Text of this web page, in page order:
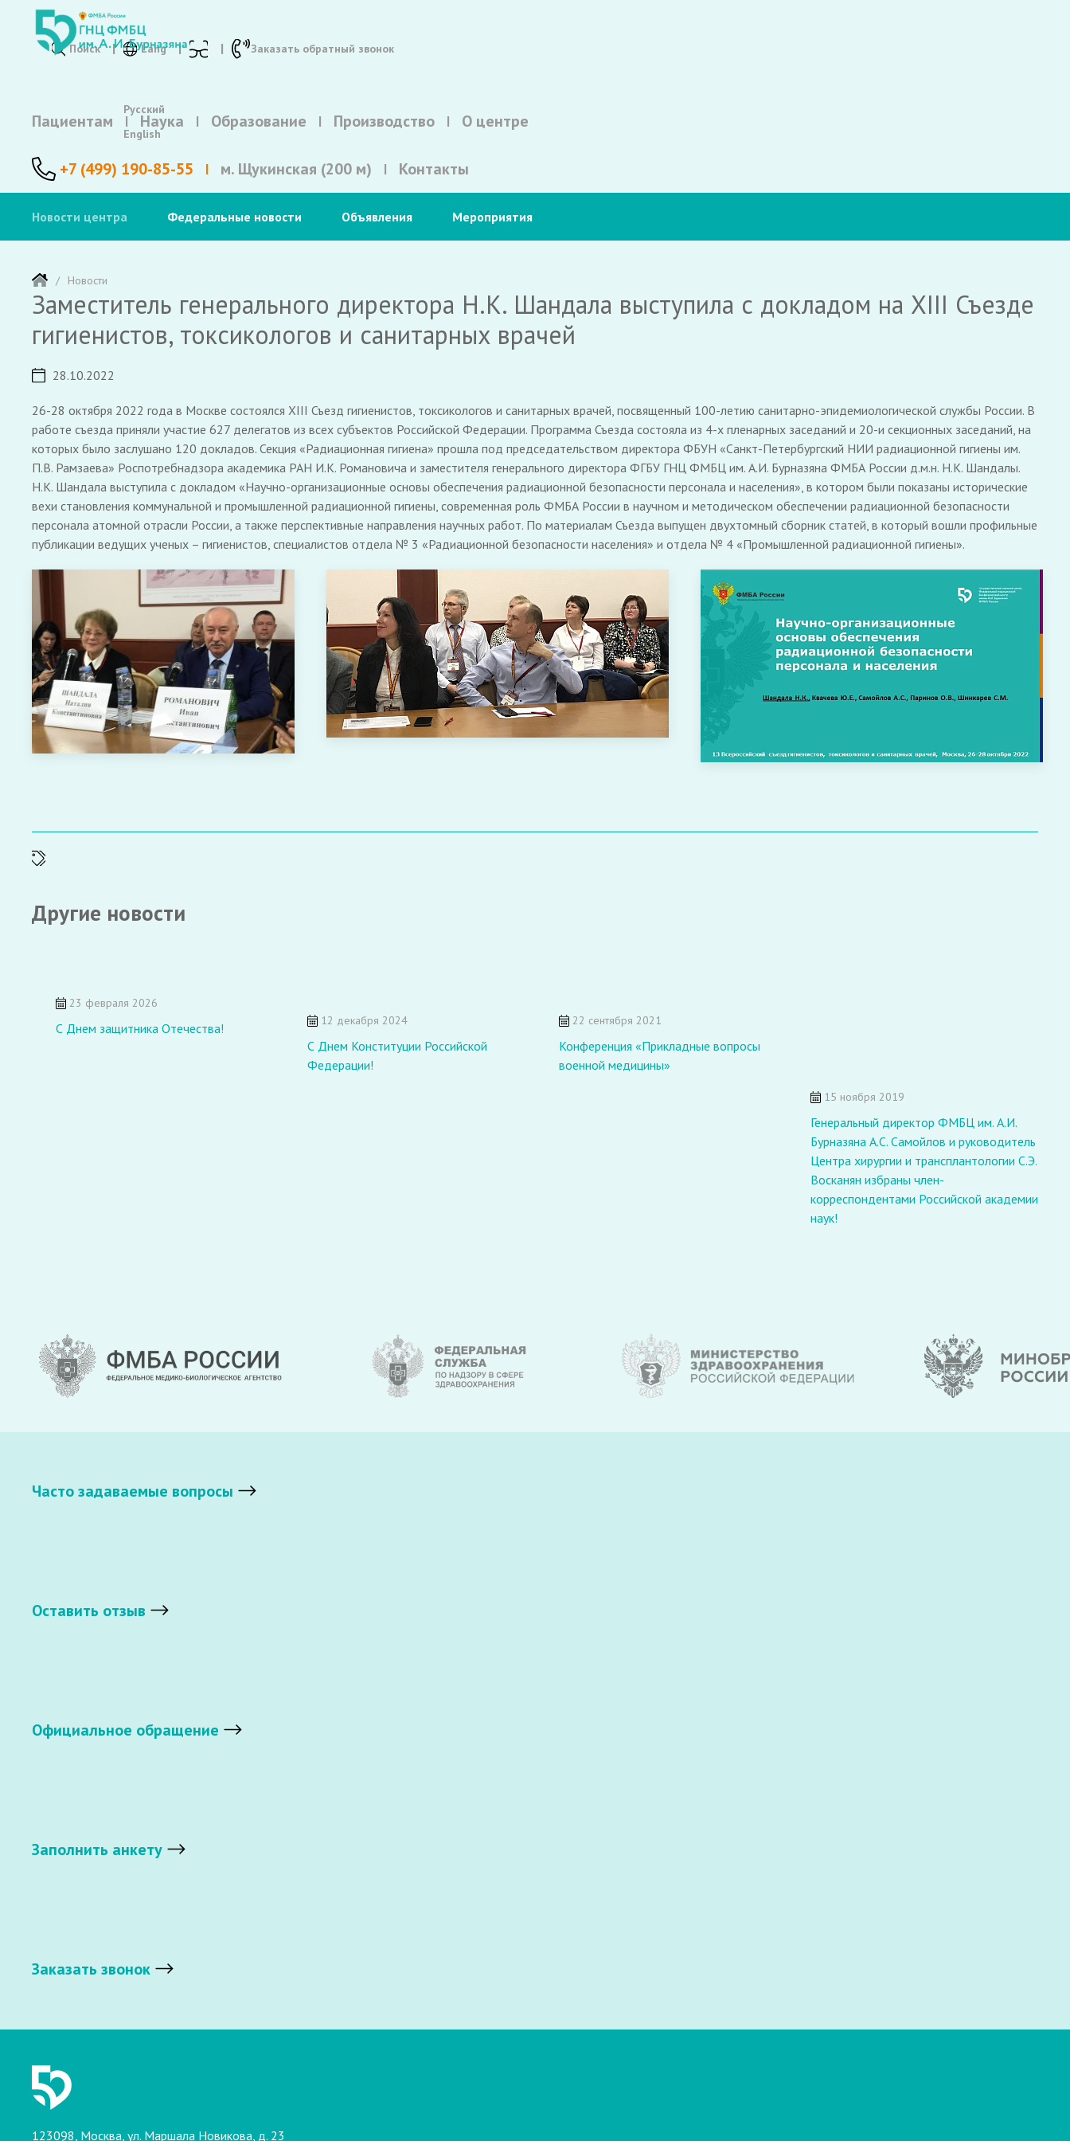
Поиск Lang
Русский
English
Заказать обратный звонок
Пациентам Наука Образование Производство О центре
+7 (499) 190-85-55 м. Щукинская (200 м) Контакты
Новости центра Федеральные новости Объявления Мероприятия
Новости
Заместитель генерального директора Н.К. Шандала выступила с докладом на XIII Съезде
гигиенистов, токсикологов и санитарных врачей
28.10.2022
26-28 октября 2022 года в Москве состоялся XIII Съезд гигиенистов, токсикологов и санитарных врачей, посвященный 100-летию санитарно-эпидемиологической службы России. В
работе съезда приняли участие 627 делегатов из всех субъектов Российской Федерации. Программа Съезда состояла из 4-х пленарных заседаний и 20-и секционных заседаний, на
которых было заслушано 120 докладов. Секция «Радиационная гигиена» прошла под председательством директора ФБУН «Санкт-Петербургский НИИ радиационной гигиены им.
П.В. Рамзаева» Роспотребнадзора академика РАН И.К. Романовича и заместителя генерального директора ФГБУ ГНЦ ФМБЦ им. А.И. Бурназяна ФМБА России д.м.н. Н.К. Шандалы.
Н.К. Шандала выступила с докладом «Научно-организационные основы обеспечения радиационной безопасности персонала и населения», в котором были показаны исторические
вехи становления коммунальной и промышленной радиационной гигиены, современная роль ФМБА России в научном и методическом обеспечении радиационной безопасности
персонала атомной отрасли России, а также перспективные направления научных работ. По материалам Съезда выпущен двухтомный сборник статей, в который вошли профильные
публикации ведущих ученых – гигиенистов, специалистов отдела № 3 «Радиационной безопасности населения» и отдела № 4 «Промышленной радиационной гигиены».
Другие новости
23 февраля 2026
С Днем защитника Отечества! 12 декабря 2024
С Днем Конституции Российской
Федерации!
22 сентября 2021
Конференция «Прикладные вопросы
военной медицины»
15 ноября 2019
Генеральный директор ФМБЦ им. А.И.
Бурназяна А.С. Самойлов и руководитель
Центра хирургии и трансплантологии С.Э.
Восканян избраны член-
корреспондентами Российской академии
наук!
Часто задаваемые вопросы
Оставить отзыв
Официальное обращение
Заполнить анкету
Заказать звонок
123098, Москва, ул. Маршала Новикова, д. 23